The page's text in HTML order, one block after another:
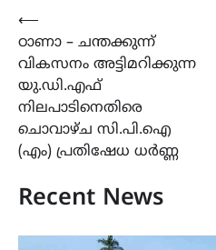
Post
navigation
⟵
ഠാണാ – ചന്തക്കുന്ന്
വികസനം അട്ടിമറിക്കുന്ന
യു.ഡി.എഫ്
നിലപാടിനെതിരെ
ചൊവാഴ്ച സി.പി.ഐ
(എം) പ്രതിഷേധ ധർണ്ണ
Recent News